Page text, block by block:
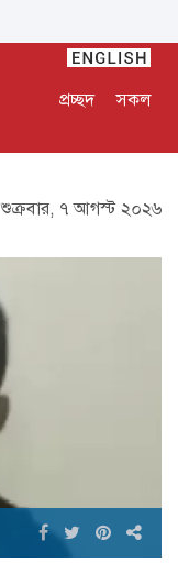
প্রচ্ছদ সকল
শুক্রবার, ৭ আগস্ট ২০২৬